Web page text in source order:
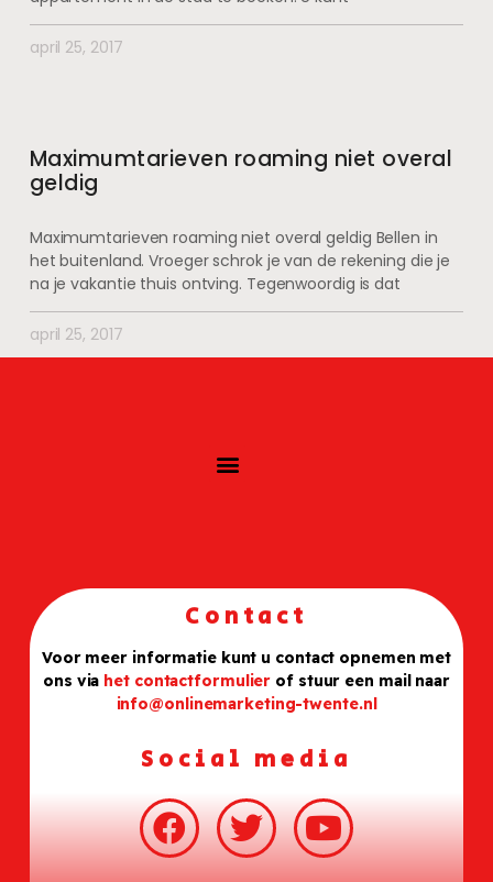
april 25, 2017
Maximumtarieven roaming niet overal
geldig
Maximumtarieven roaming niet overal geldig Bellen in
het buitenland. Vroeger schrok je van de rekening die je
na je vakantie thuis ontving. Tegenwoordig is dat
april 25, 2017
Contact
Voor meer informatie kunt u contact opnemen met
ons via het contactformulier of stuur een mail naar
info@onlinemarketing-twente.nl
Social media